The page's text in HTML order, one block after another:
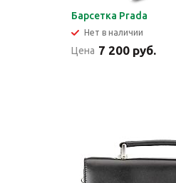
Барсетка Prada
Нет в наличии
Цена 7 200 руб.